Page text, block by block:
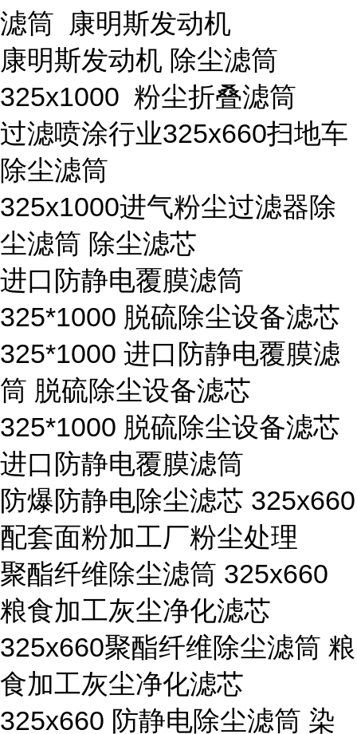
滤筒 康明斯发动机
康明斯发动机 除尘滤筒
325x1000 粉尘折叠滤筒
过滤喷涂行业325x660扫地车
除尘滤筒
325x1000进气粉尘过滤器除
尘滤筒 除尘滤芯
进口防静电覆膜滤筒
325*1000 脱硫除尘设备滤芯
325*1000 进口防静电覆膜滤
筒 脱硫除尘设备滤芯
325*1000 脱硫除尘设备滤芯
进口防静电覆膜滤筒
防爆防静电除尘滤芯 325x660
配套面粉加工厂粉尘处理
聚酯纤维除尘滤筒 325x660
粮食加工灰尘净化滤芯
325x660聚酯纤维除尘滤筒 粮
食加工灰尘净化滤芯
325x660 防静电除尘滤筒 染